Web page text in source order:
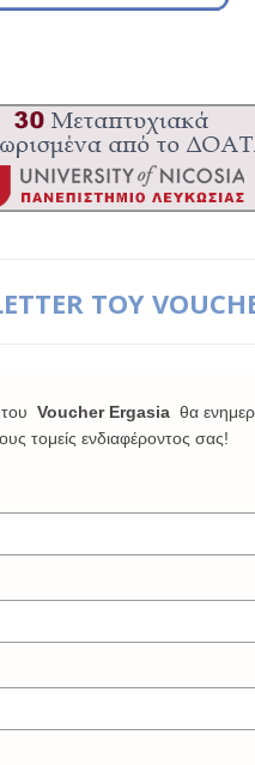
ΤΟΥ
του Voucher Ergasia θα
τομείς ενδιαφέροντος σας!